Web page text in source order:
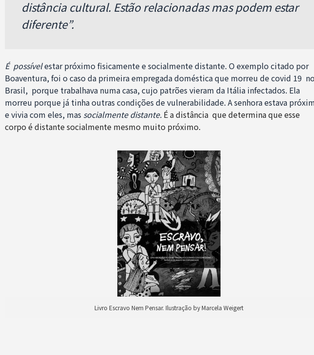
distância cultural. Estão relacionadas mas podem estar
diferente”.
É possívelestar próximo fisicamente e socialmente distante. O exemplo citado por
Boaventura, foi o caso da primeira empregada doméstica que morreu de covid 19
Brasil, porque trabalhava numa casa, cujo patrões vieram da Itália infectados. Ela
morreu porque já tinha outras condições de vulnerabilidade. A senhora estava
e vivia com eles, mas socialmente distante. É a distância que determina que esse
corpo é distante socialmente mesmo muito próximo.
Livro Escravo Nem Pensar. Ilustração by Marcela Weigert